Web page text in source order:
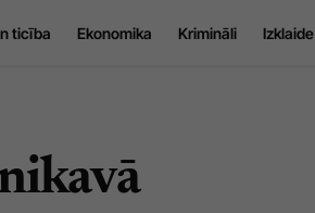
ticība Ekonomika Krimināli Izklaide